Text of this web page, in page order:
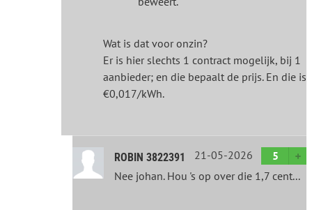
Wat is dat voor onzin?
Er is hier slechts 1 contract mogelijk, bij 1
aanbieder; en die bepaalt de prijs. En die is
€0,017/kWh.
ROBIN 3822391 21-05-2026
5
Nee johan. Hou 's op over die 1,7 cent...